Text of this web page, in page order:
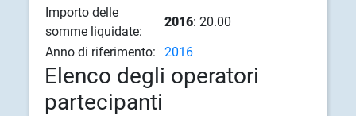
Importo delle
somme liquidate:
2016: 20.00
Anno di riferimento:
2016
Elenco degli operatori
partecipanti